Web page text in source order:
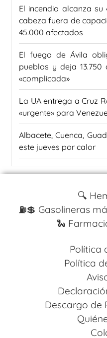
El incendio alcanza
cabeza fuera de
45.000 afectados
El fuego de Ávila
pueblos y deja
«complicada»
La UA entrega a Cruz
«urgente» para
Albacete, Cuenca,
este jueves por calor
🔍
⛽️💲 Gasolineras
🐍
Política
Política
Descargo de